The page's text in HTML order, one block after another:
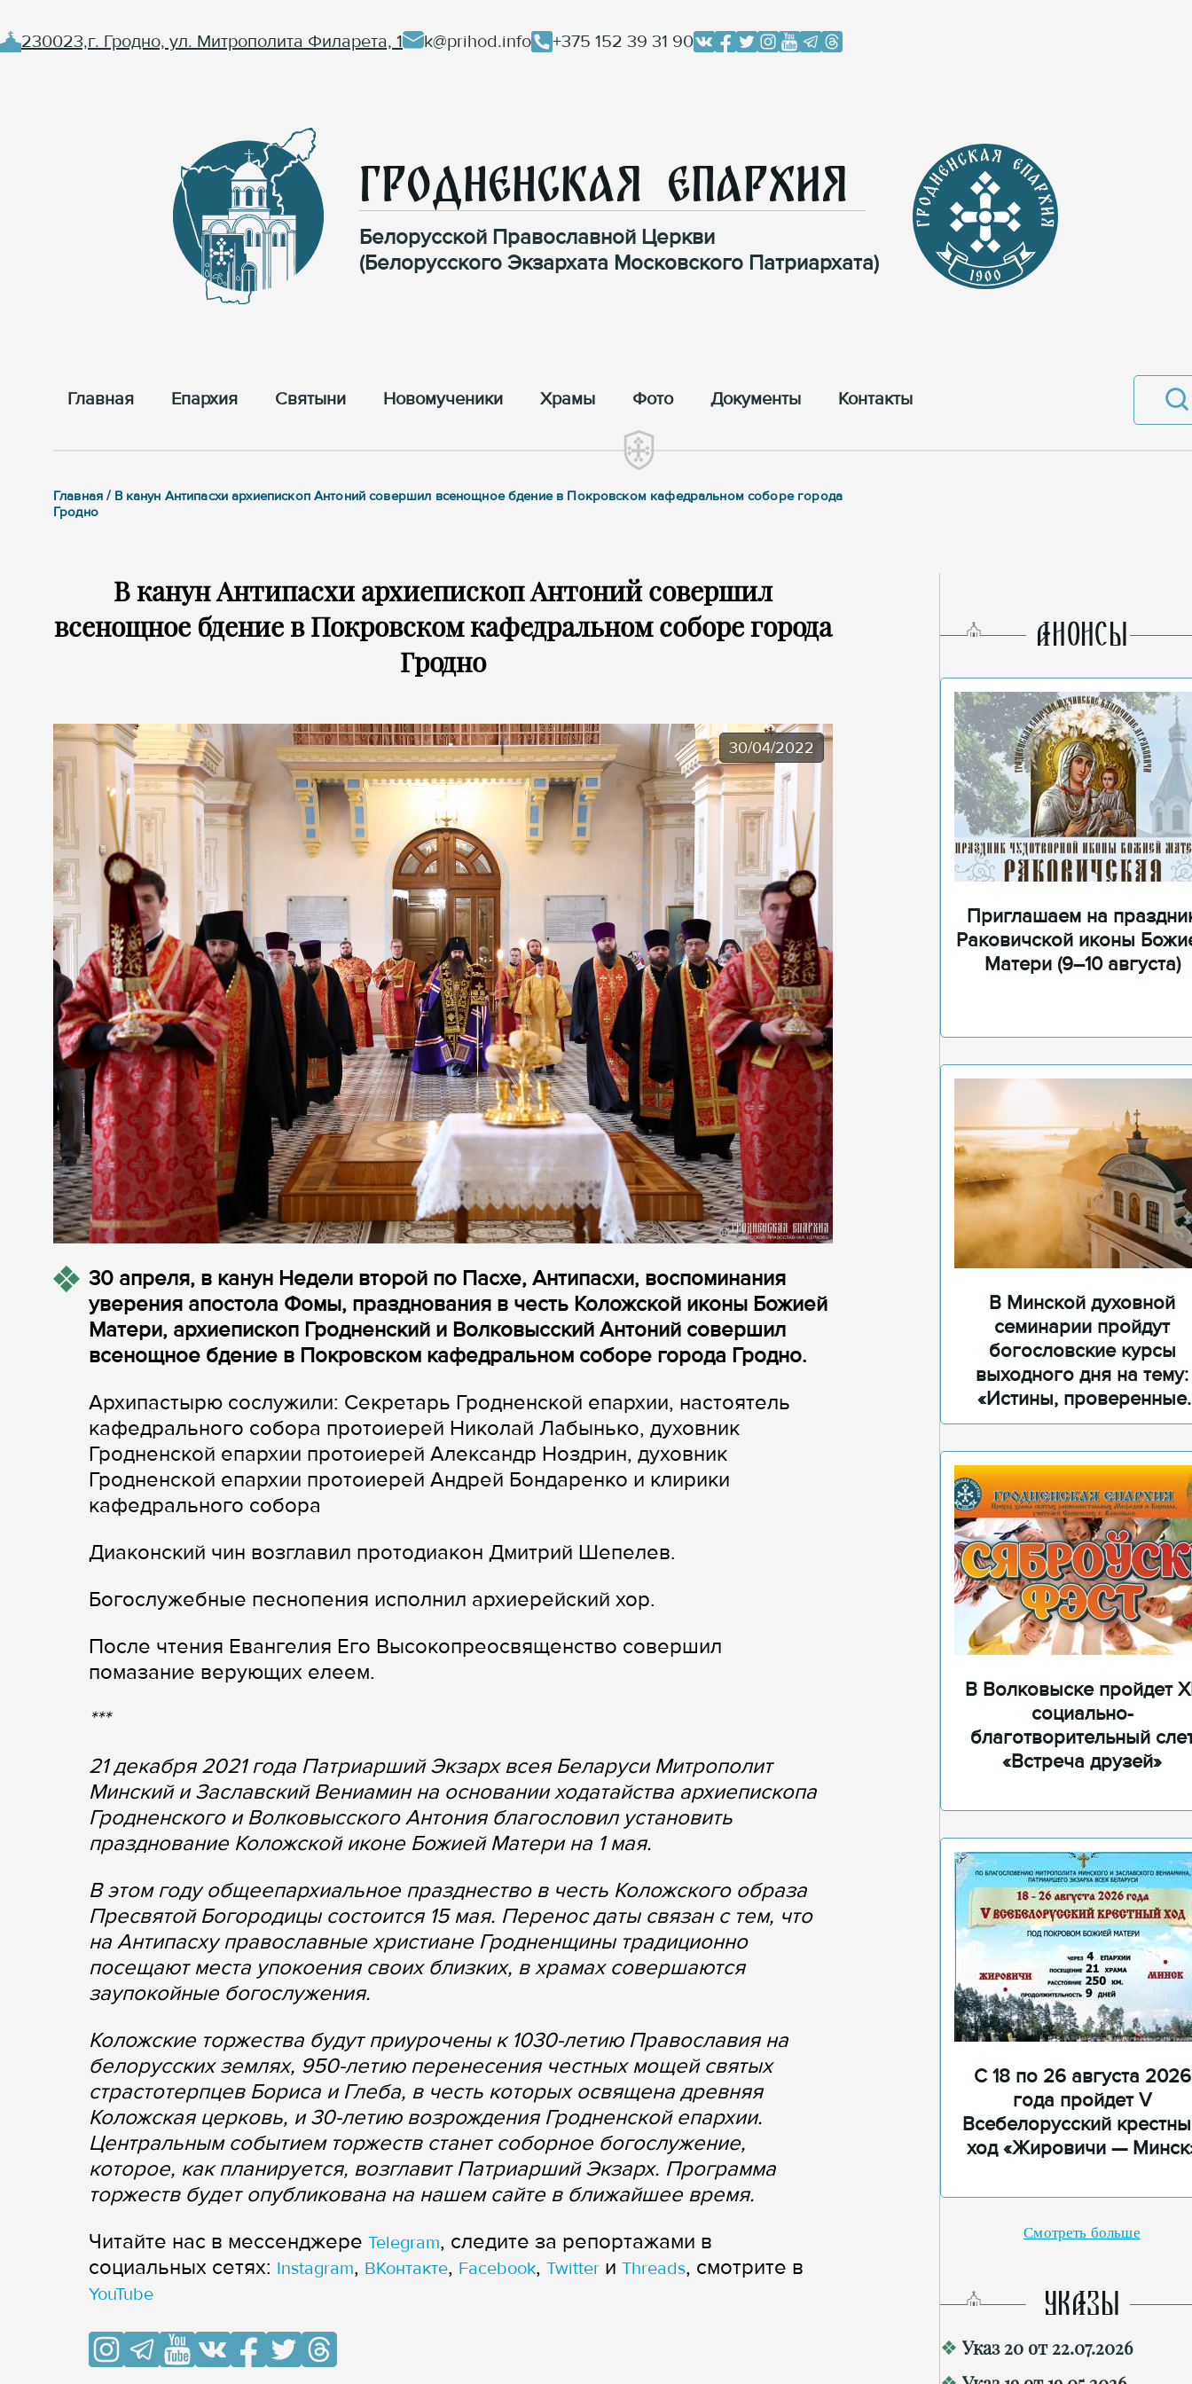
230023,г. Гродно, ул. Митрополита Филарета, 1 k@prihod.info +375 152 39 31 90
Гродненская Епархия
Белорусской Православной Церкви
(Белорусского Экзархата Московского Патриархата)
Главная Епархия Cвятыни Новомученики Храмы Фото Документы Контакты
Главная / В канун Антипасхи архиепископ Антоний совершил всенощное бдение в Покровском кафедральном соборе города
Гродно
В канун Антипасхи архиепископ Антоний совершил
всенощное бдение в Покровском кафедральном соборе города
Гродно
30/04/2022
30 апреля, в канун Недели второй по Пасхе, Антипасхи, воспоминания
уверения апостола Фомы, празднования в честь Коложской иконы Божией
Матери, архиепископ Гродненский и Волковысский Антоний совершил
всенощное бдение в Покровском кафедральном соборе города Гродно.
Архипастырю сослужили: Секретарь Гродненской епархии, настоятель
кафедрального собора протоиерей Николай Лабынько, духовник
Гродненской епархии протоиерей Александр Ноздрин, духовник
Гродненской епархии протоиерей Андрей Бондаренко и клирики
кафедрального собора
Диаконский чин возглавил протодиакон Дмитрий Шепелев.
Богослужебные песнопения исполнил архиерейский хор.
После чтения Евангелия Его Высокопреосвященство совершил
помазание верующих елеем.
***
21 декабря 2021 года Патриарший Экзарх всея Беларуси Митрополит
Минский и Заславский Вениамин на основании ходатайства архиепископа
Гродненского и Волковысского Антония благословил установить
празднование Коложской иконе Божией Матери на 1 мая.
В этом году общеепархиальное празднество в честь Коложского образа
Пресвятой Богородицы состоится 15 мая. Перенос даты связан с тем, что
на Антипасху православные христиане Гродненщины традиционно
посещают места упокоения своих близких, в храмах совершаются
заупокойные богослужения.
Коложские торжества будут приурочены к 1030-летию Православия на
белорусских землях, 950-летию перенесения честных мощей святых
страстотерпцев Бориса и Глеба, в честь которых освящена древняя
Коложская церковь, и 30-летию возрождения Гродненской епархии.
Центральным событием торжеств станет соборное богослужение,
которое, как планируется, возглавит Патриарший Экзарх. Программа
торжеств будет опубликована на нашем сайте в ближайшее время.
Читайте нас в мессенджере Telegram, следите за репортажами в
cоциальных сетях: Instagram, ВКонтакте, Facebook, Twitter и Threads, смотрите в
YouTube
AНОНСЫ
Приглашаем на
Раковичской иконы
Матери (9–10 августа)
В Минской духовной
семинарии пройдут
богословские курсы
выходного дня на тему:
«Истины, проверенные
временем»
В Волковыске пройдет
социально-
благотворительный
«Встреча друзей»
С 18 по 26 августа 2026
года пройдет V
Всебелорусский
ход «Жировичи —
Смотреть больше
УКАЗЫ
Указ 20 от 22.07.2026